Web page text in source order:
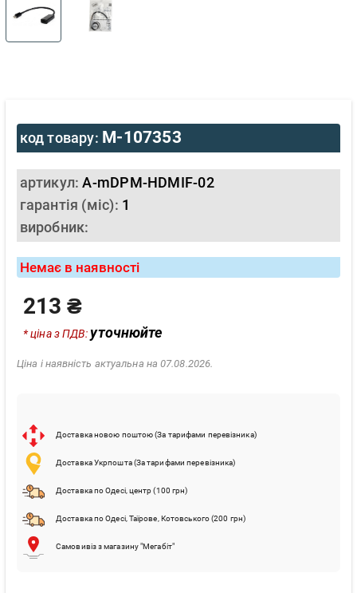
код товару: M-107353
артикул:A-mDPM-HDMIF-02
гарантія (міс): 1
виробник:
Немає в наявності
213 ₴
* ціна з ПДВ:уточнюйте
Ціна і наявність актуальна на 07.08.2026.
Доставка новою поштою (За тарифами перевізника)
Доставка Укрпошта (За тарифами перевізника)
Доставка по Одесі, центр (100 грн)
Доставка по Одесі, Таїрове, Котовського (200 грн)
Самовивіз з магазину "Мегабіт"